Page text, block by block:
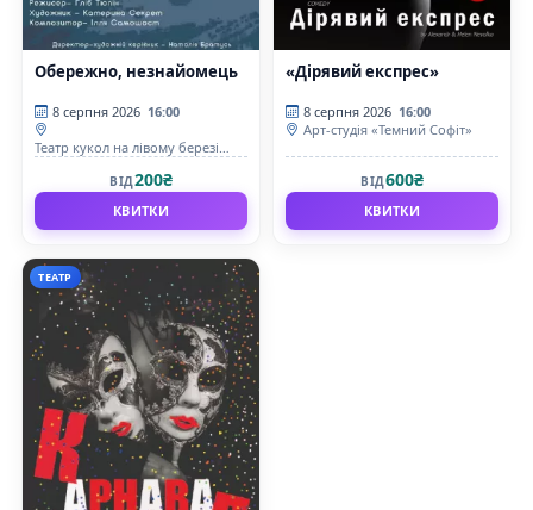
Обережно, незнайомець
8 серпня 2026 16:00
Театр кукол на лівому березі
ВІД200₴
КВИТКИ
«Дірявий експрес»
8 серпня 2026 16:00
Арт-студія «Темний Софіт»
ВІД600₴
КВИТКИ
ТЕАТР